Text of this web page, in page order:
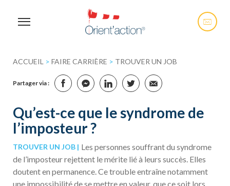
ACCUEIL > FAIRE CARRIÈRE > TROUVER UN JOB
Partager via :
Qu’est-ce que le syndrome de
l’imposteur ?
TROUVER UN JOB
Les personnes souffrant du syndrome
de l’imposteur rejettent le mérite lié à leurs succès. Elles
doutent en permanence. Ce trouble entraîne notamment
une impossibilité de se mettre en valeur, que ce soit lors